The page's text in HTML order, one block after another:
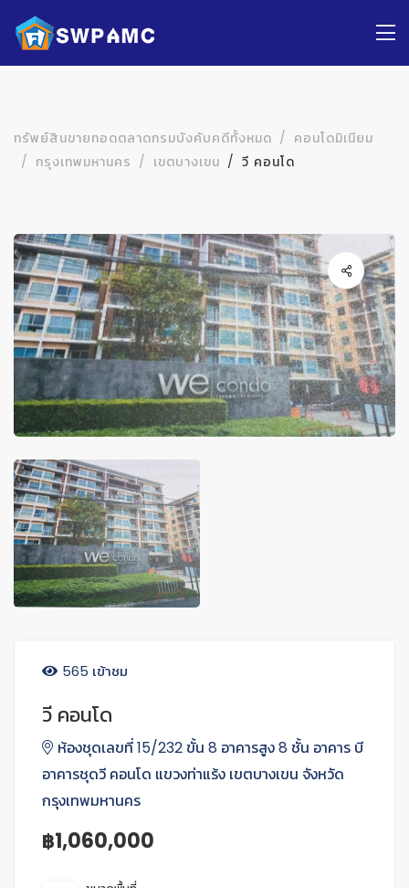
ทรัพย์สินขายทอดตลาดกรมบังคับคดีทั้งหมด
คอนโดมิเนียม
กรุงเทพมหานคร
เขตบางเขน วี คอนโด
565 เข้าชม
วี คอนโด
ห้องชุดเลขที่ 15/232 ขั้น 8 อาคารสูง 8 ชั้น อาคาร บี
อาคารชุดวี คอนโด แขวงท่าแร้ง เขตบางเขน จังหวัด
กรุงเทพมหานคร
฿1,060,000